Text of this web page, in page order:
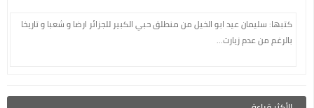
كتبها: سليمان عيد ابو الخيل من منطلق حبي الكبير للجزائر ارضا و شعبا و تاريخا
بالرغم من عدم زيارت...